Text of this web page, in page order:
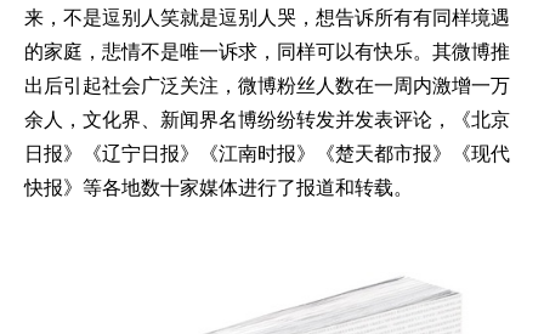
来，不是逗别人笑就是逗别人哭，想告诉所有有同样境遇
的家庭，悲情不是唯一诉求，同样可以有快乐。其微博推
出后引起社会广泛关注，微博粉丝人数在一周内激增一万
余人，文化界、新闻界名博纷纷转发并发表评论，《北京
日报》《辽宁日报》《江南时报》《楚天都市报》《现代
快报》等各地数十家媒体进行了报道和转载。